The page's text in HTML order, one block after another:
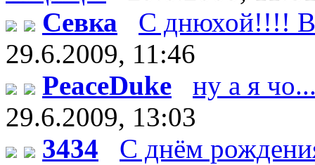
Севка
С днюхой!!!!
29.6.2009, 11:46
PeaceDuke
ну а я
29.6.2009, 13:03
3434
С днём